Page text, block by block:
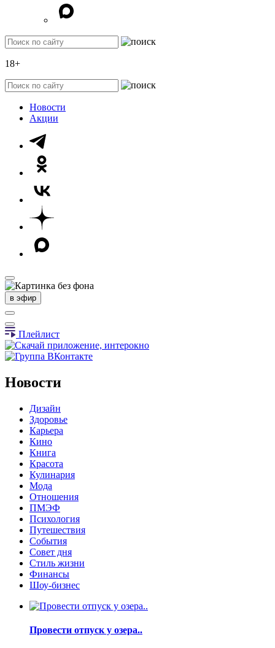
18+
Новости
Акции
в эфир
Плейлист
Новости
Дизайн
Здоровье
Карьера
Кино
Книга
Красота
Кулинария
Мода
Отношения
ПМЭФ
Психология
Путешествия
События
Совет дня
Стиль жизни
Финансы
Шоу-бизнес
Провести отпуск у озера..